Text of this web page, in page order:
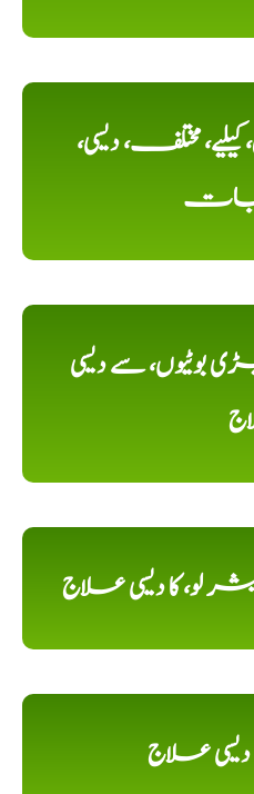
مختلف، دیسی،
بوٹیوں، سے دیسی
لو، کا دیسی علاج
دیسی علاج